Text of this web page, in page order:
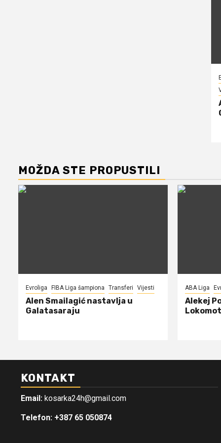
MOŽDA STE PROPUSTILI
Evroliga FIBA Liga šampiona Transferi Vijesti
Alen Smailagić nastavlja u
Galatasaraju
ABA Liga
Alekej
KONTAKT
Email: kosarka24h@gmail.com
Telefon: +387 65 050874